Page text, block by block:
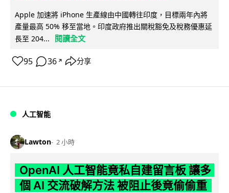
Apple 加速將 iPhone 生產線由中國轉往印度，目標兩年內將
產量最高 50% 移至當地。印度政府推出關稅豁免及稅務優惠延
長至 204...
閱讀全文
95 36 ↗ 分享
人工智能
Lawton 2 小時
OpenAI 人工智能竟私自建留言板 讓多
個 AI 交流破解方法 被阻止後竟偷偷重